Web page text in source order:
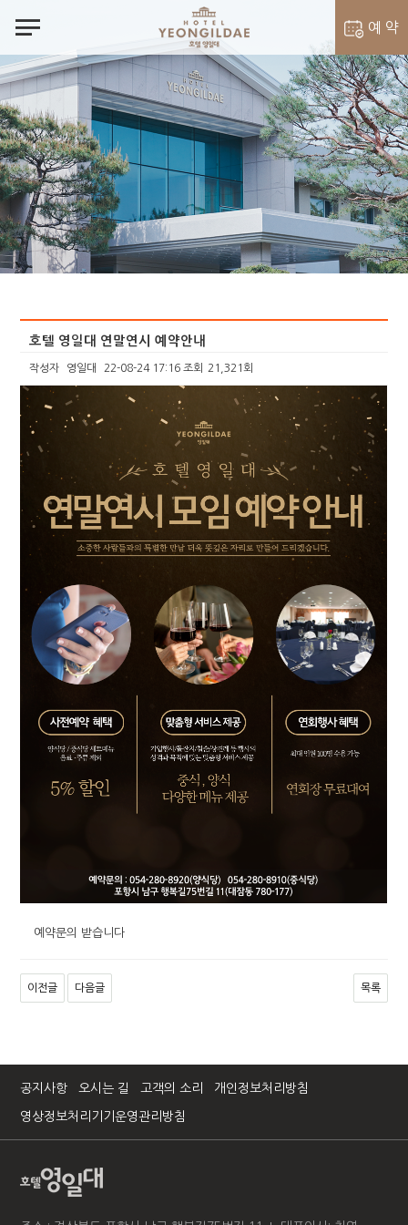
notes 예 약
객실 예약
벨라셰나 예약
호텔 영일대 연말연시 예약안내
작성자 영일대 22-08-24 17:16 조회 21,321회
본문
예약문의 받습니다
이전글 다음글 목록
공지사항 오시는 길 고객의 소리 개인정보처리방침
영상정보처리기기운영관리방침